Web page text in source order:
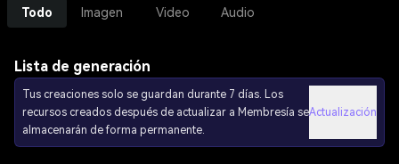
Todo Imagen Video Audio
Lista de generación
Tus creaciones solo se guardan durante 7 días. Los
recursos creados después de actualizar a Membresía se
almacenarán de forma permanente.
Actualización